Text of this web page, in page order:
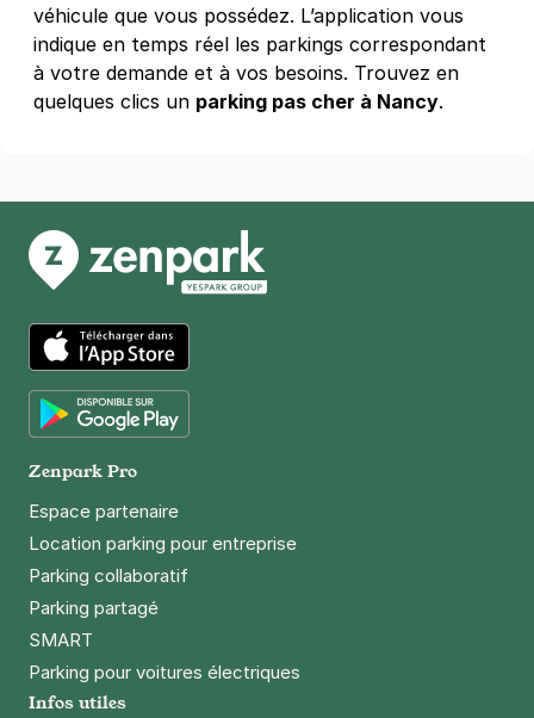
Réserver
+ Abonnements disponibles
véhicule que vous possédez. L’application vous
indique en temps réel les parkings correspondant
à votre demande et à vos besoins. Trouvez en
quelques clics un parking pas cher à Nancy.
App Store
Zenpark Pro
Espace partenaire
Location parking pour entreprise
Parking collaboratif
Parking partagé
SMART
Parking pour voitures électriques
Infos utiles